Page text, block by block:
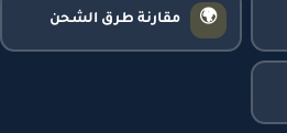
🌍 مقارنة طرق الشحن